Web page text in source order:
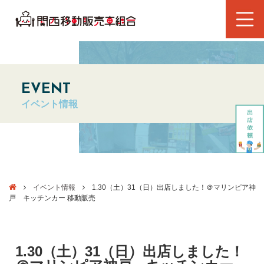
EVENT
イベント情報
イベント情報
1.30（土）31（日）出店しました！＠マリンピア神
戸 キッチンカー 移動販売
1.30（土）31（日）出店しました！